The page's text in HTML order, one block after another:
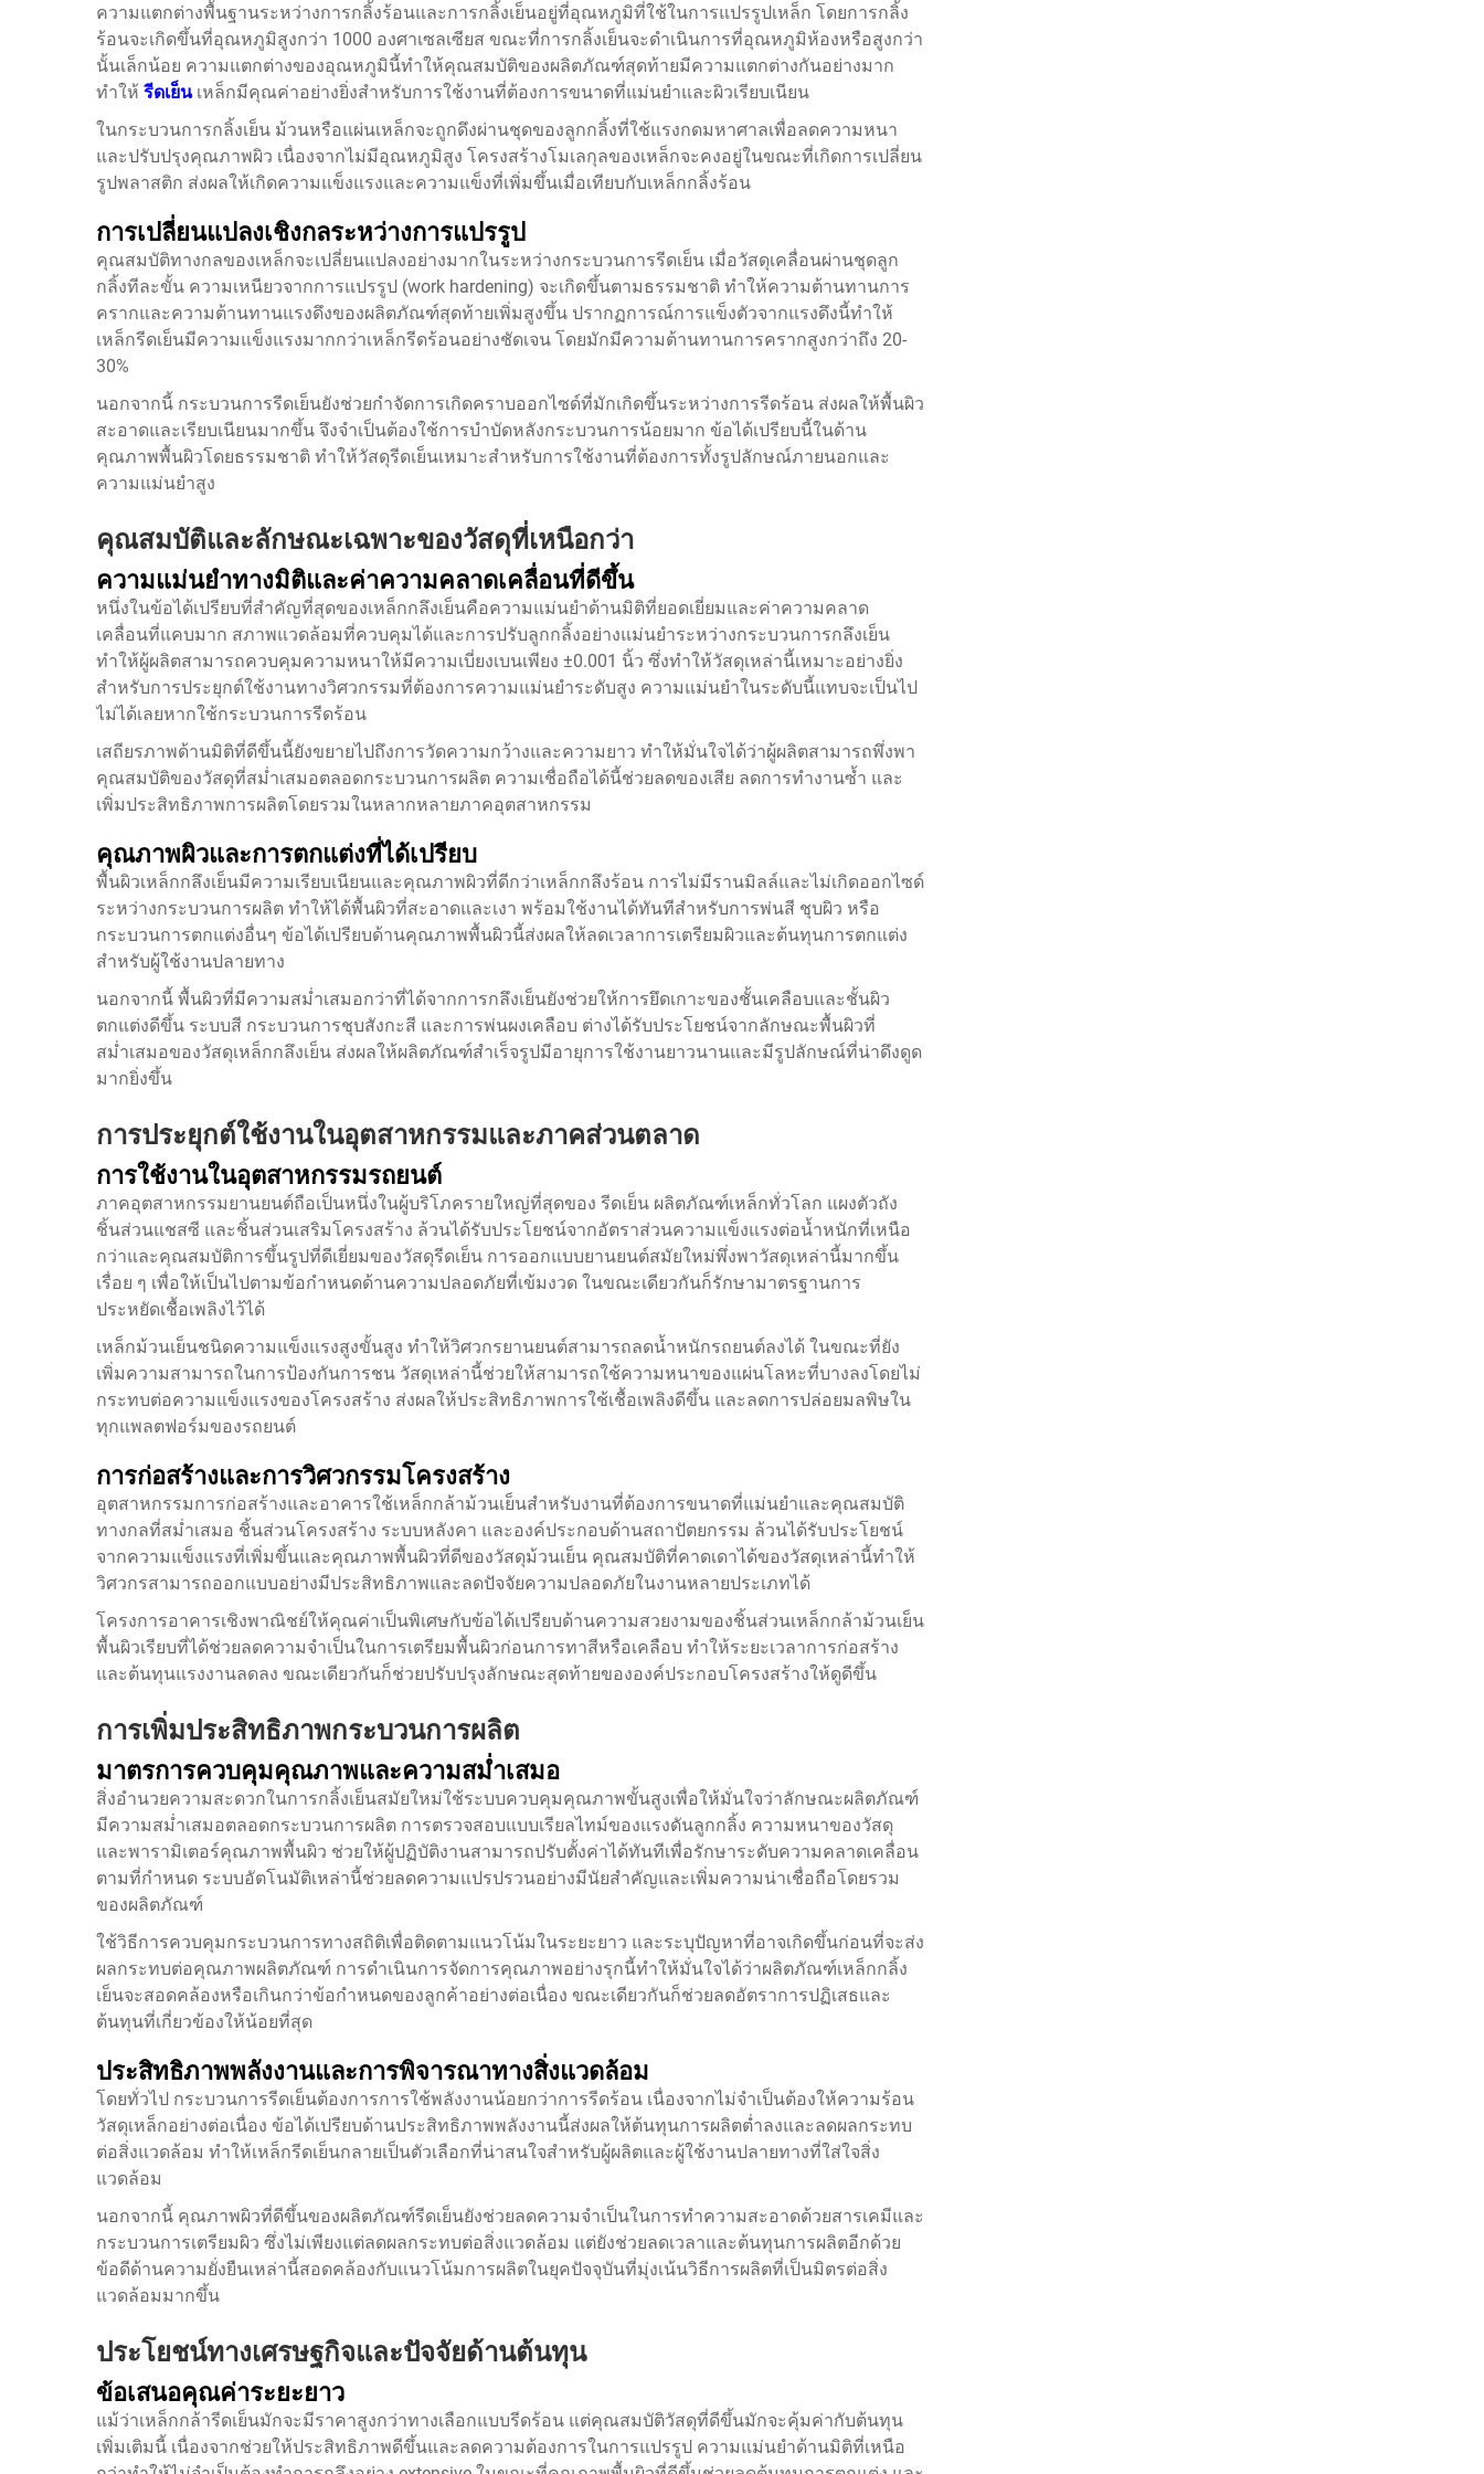
ความแตกต่างพื้นฐานระหว่างการกลิ้งร้อนและการกลิ้งเย็นอยู่ที่อุณหภูมิที่ใช้ในการแปรรูปเหล็ก โดยการกลิ้ง
ร้อนจะเกิดขึ้นที่อุณหภูมิสูงกว่า 1000 องศาเซลเซียส ขณะที่การกลิ้งเย็นจะดำเนินการที่อุณหภูมิห้องหรือสูงกว่า
นั้นเล็กน้อย ความแตกต่างของอุณหภูมินี้ทำให้คุณสมบัติของผลิตภัณฑ์สุดท้ายมีความแตกต่างกันอย่างมาก
ทำให้ รีดเย็น เหล็กมีคุณค่าอย่างยิ่งสำหรับการใช้งานที่ต้องการขนาดที่แม่นยำและผิวเรียบเนียน
ในกระบวนการกลิ้งเย็น ม้วนหรือแผ่นเหล็กจะถูกดึงผ่านชุดของลูกกลิ้งที่ใช้แรงกดมหาศาลเพื่อลดความหนา
และปรับปรุงคุณภาพผิว เนื่องจากไม่มีอุณหภูมิสูง โครงสร้างโมเลกุลของเหล็กจะคงอยู่ในขณะที่เกิดการเปลี่ยน
รูปพลาสติก ส่งผลให้เกิดความแข็งแรงและความแข็งที่เพิ่มขึ้นเมื่อเทียบกับเหล็กกลิ้งร้อน
การเปลี่ยนแปลงเชิงกลระหว่างการแปรรูป
คุณสมบัติทางกลของเหล็กจะเปลี่ยนแปลงอย่างมากในระหว่างกระบวนการรีดเย็น เมื่อวัสดุเคลื่อนผ่านชุดลูก
กลิ้งทีละขั้น ความเหนียวจากการแปรรูป (work hardening) จะเกิดขึ้นตามธรรมชาติ ทำให้ความต้านทานการ
ครากและความต้านทานแรงดึงของผลิตภัณฑ์สุดท้ายเพิ่มสูงขึ้น ปรากฏการณ์การแข็งตัวจากแรงดึงนี้ทำให้
เหล็กรีดเย็นมีความแข็งแรงมากกว่าเหล็กรีดร้อนอย่างชัดเจน โดยมักมีความต้านทานการครากสูงกว่าถึง 20-
30%
นอกจากนี้ กระบวนการรีดเย็นยังช่วยกำจัดการเกิดคราบออกไซด์ที่มักเกิดขึ้นระหว่างการรีดร้อน ส่งผลให้พื้นผิว
สะอาดและเรียบเนียนมากขึ้น จึงจำเป็นต้องใช้การบำบัดหลังกระบวนการน้อยมาก ข้อได้เปรียบนี้ในด้าน
คุณภาพพื้นผิวโดยธรรมชาติ ทำให้วัสดุรีดเย็นเหมาะสำหรับการใช้งานที่ต้องการทั้งรูปลักษณ์ภายนอกและ
ความแม่นยำสูง
คุณสมบัติและลักษณะเฉพาะของวัสดุที่เหนือกว่า
ความแม่นยำทางมิติและค่าความคลาดเคลื่อนที่ดีขึ้น
หนึ่งในข้อได้เปรียบที่สำคัญที่สุดของเหล็กกลึงเย็นคือความแม่นยำด้านมิติที่ยอดเยี่ยมและค่าความคลาด
เคลื่อนที่แคบมาก สภาพแวดล้อมที่ควบคุมได้และการปรับลูกกลิ้งอย่างแม่นยำระหว่างกระบวนการกลึงเย็น
ทำให้ผู้ผลิตสามารถควบคุมความหนาให้มีความเบี่ยงเบนเพียง ±0.001 นิ้ว ซึ่งทำให้วัสดุเหล่านี้เหมาะอย่างยิ่ง
สำหรับการประยุกต์ใช้งานทางวิศวกรรมที่ต้องการความแม่นยำระดับสูง ความแม่นยำในระดับนี้แทบจะเป็นไป
ไม่ได้เลยหากใช้กระบวนการรีดร้อน
เสถียรภาพด้านมิติที่ดีขึ้นนี้ยังขยายไปถึงการวัดความกว้างและความยาว ทำให้มั่นใจได้ว่าผู้ผลิตสามารถพึ่งพา
คุณสมบัติของวัสดุที่สม่ำเสมอตลอดกระบวนการผลิต ความเชื่อถือได้นี้ช่วยลดของเสีย ลดการทำงานซ้ำ และ
เพิ่มประสิทธิภาพการผลิตโดยรวมในหลากหลายภาคอุตสาหกรรม
คุณภาพผิวและการตกแต่งที่ได้เปรียบ
พื้นผิวเหล็กกลึงเย็นมีความเรียบเนียนและคุณภาพผิวที่ดีกว่าเหล็กกลึงร้อน การไม่มีรานมิลล์และไม่เกิดออกไซด์
ระหว่างกระบวนการผลิต ทำให้ได้พื้นผิวที่สะอาดและเงา พร้อมใช้งานได้ทันทีสำหรับการพ่นสี ชุบผิว หรือ
กระบวนการตกแต่งอื่นๆ ข้อได้เปรียบด้านคุณภาพพื้นผิวนี้ส่งผลให้ลดเวลาการเตรียมผิวและต้นทุนการตกแต่ง
สำหรับผู้ใช้งานปลายทาง
นอกจากนี้ พื้นผิวที่มีความสม่ำเสมอกว่าที่ได้จากการกลึงเย็นยังช่วยให้การยึดเกาะของชั้นเคลือบและชั้นผิว
ตกแต่งดีขึ้น ระบบสี กระบวนการชุบสังกะสี และการพ่นผงเคลือบ ต่างได้รับประโยชน์จากลักษณะพื้นผิวที่
สม่ำเสมอของวัสดุเหล็กกลึงเย็น ส่งผลให้ผลิตภัณฑ์สำเร็จรูปมีอายุการใช้งานยาวนานและมีรูปลักษณ์ที่น่าดึงดูด
มากยิ่งขึ้น
การประยุกต์ใช้งานในอุตสาหกรรมและภาคส่วนตลาด
การใช้งานในอุตสาหกรรมรถยนต์
ภาคอุตสาหกรรมยานยนต์ถือเป็นหนึ่งในผู้บริโภครายใหญ่ที่สุดของ รีดเย็น ผลิตภัณฑ์เหล็กทั่วโลก แผงตัวถัง
ชิ้นส่วนแชสซี และชิ้นส่วนเสริมโครงสร้าง ล้วนได้รับประโยชน์จากอัตราส่วนความแข็งแรงต่อน้ำหนักที่เหนือ
กว่าและคุณสมบัติการขึ้นรูปที่ดีเยี่ยมของวัสดุรีดเย็น การออกแบบยานยนต์สมัยใหม่พึ่งพาวัสดุเหล่านี้มากขึ้น
เรื่อย ๆ เพื่อให้เป็นไปตามข้อกำหนดด้านความปลอดภัยที่เข้มงวด ในขณะเดียวกันก็รักษามาตรฐานการ
ประหยัดเชื้อเพลิงไว้ได้
เหล็กม้วนเย็นชนิดความแข็งแรงสูงขั้นสูง ทำให้วิศวกรยานยนต์สามารถลดน้ำหนักรถยนต์ลงได้ ในขณะที่ยัง
เพิ่มความสามารถในการป้องกันการชน วัสดุเหล่านี้ช่วยให้สามารถใช้ความหนาของแผ่นโลหะที่บางลงโดยไม่
กระทบต่อความแข็งแรงของโครงสร้าง ส่งผลให้ประสิทธิภาพการใช้เชื้อเพลิงดีขึ้น และลดการปล่อยมลพิษใน
ทุกแพลตฟอร์มของรถยนต์
การก่อสร้างและการวิศวกรรมโครงสร้าง
อุตสาหกรรมการก่อสร้างและอาคารใช้เหล็กกล้าม้วนเย็นสำหรับงานที่ต้องการขนาดที่แม่นยำและคุณสมบัติ
ทางกลที่สม่ำเสมอ ชิ้นส่วนโครงสร้าง ระบบหลังคา และองค์ประกอบด้านสถาปัตยกรรม ล้วนได้รับประโยชน์
จากความแข็งแรงที่เพิ่มขึ้นและคุณภาพพื้นผิวที่ดีของวัสดุม้วนเย็น คุณสมบัติที่คาดเดาได้ของวัสดุเหล่านี้ทำให้
วิศวกรสามารถออกแบบอย่างมีประสิทธิภาพและลดปัจจัยความปลอดภัยในงานหลายประเภทได้
โครงการอาคารเชิงพาณิชย์ให้คุณค่าเป็นพิเศษกับข้อได้เปรียบด้านความสวยงามของชิ้นส่วนเหล็กกล้าม้วนเย็น
พื้นผิวเรียบที่ได้ช่วยลดความจำเป็นในการเตรียมพื้นผิวก่อนการทาสีหรือเคลือบ ทำให้ระยะเวลาการก่อสร้าง
และต้นทุนแรงงานลดลง ขณะเดียวกันก็ช่วยปรับปรุงลักษณะสุดท้ายขององค์ประกอบโครงสร้างให้ดูดีขึ้น
การเพิ่มประสิทธิภาพกระบวนการผลิต
มาตรการควบคุมคุณภาพและความสม่ำเสมอ
สิ่งอำนวยความสะดวกในการกลิ้งเย็นสมัยใหม่ใช้ระบบควบคุมคุณภาพขั้นสูงเพื่อให้มั่นใจว่าลักษณะผลิตภัณฑ์
มีความสม่ำเสมอตลอดกระบวนการผลิต การตรวจสอบแบบเรียลไทม์ของแรงดันลูกกลิ้ง ความหนาของวัสดุ
และพารามิเตอร์คุณภาพพื้นผิว ช่วยให้ผู้ปฏิบัติงานสามารถปรับตั้งค่าได้ทันทีเพื่อรักษาระดับความคลาดเคลื่อน
ตามที่กำหนด ระบบอัตโนมัติเหล่านี้ช่วยลดความแปรปรวนอย่างมีนัยสำคัญและเพิ่มความน่าเชื่อถือโดยรวม
ของผลิตภัณฑ์
ใช้วิธีการควบคุมกระบวนการทางสถิติเพื่อติดตามแนวโน้มในระยะยาว และระบุปัญหาที่อาจเกิดขึ้นก่อนที่จะส่ง
ผลกระทบต่อคุณภาพผลิตภัณฑ์ การดำเนินการจัดการคุณภาพอย่างรุกนี้ทำให้มั่นใจได้ว่าผลิตภัณฑ์เหล็กกลิ้ง
เย็นจะสอดคล้องหรือเกินกว่าข้อกำหนดของลูกค้าอย่างต่อเนื่อง ขณะเดียวกันก็ช่วยลดอัตราการปฏิเสธและ
ต้นทุนที่เกี่ยวข้องให้น้อยที่สุด
ประสิทธิภาพพลังงานและการพิจารณาทางสิ่งแวดล้อม
โดยทั่วไป กระบวนการรีดเย็นต้องการการใช้พลังงานน้อยกว่าการรีดร้อน เนื่องจากไม่จำเป็นต้องให้ความร้อน
วัสดุเหล็กอย่างต่อเนื่อง ข้อได้เปรียบด้านประสิทธิภาพพลังงานนี้ส่งผลให้ต้นทุนการผลิตต่ำลงและลดผลกระทบ
ต่อสิ่งแวดล้อม ทำให้เหล็กรีดเย็นกลายเป็นตัวเลือกที่น่าสนใจสำหรับผู้ผลิตและผู้ใช้งานปลายทางที่ใส่ใจสิ่ง
แวดล้อม
นอกจากนี้ คุณภาพผิวที่ดีขึ้นของผลิตภัณฑ์รีดเย็นยังช่วยลดความจำเป็นในการทำความสะอาดด้วยสารเคมีและ
กระบวนการเตรียมผิว ซึ่งไม่เพียงแต่ลดผลกระทบต่อสิ่งแวดล้อม แต่ยังช่วยลดเวลาและต้นทุนการผลิตอีกด้วย
ข้อดีด้านความยั่งยืนเหล่านี้สอดคล้องกับแนวโน้มการผลิตในยุคปัจจุบันที่มุ่งเน้นวิธีการผลิตที่เป็นมิตรต่อสิ่ง
แวดล้อมมากขึ้น
ประโยชน์ทางเศรษฐกิจและปัจจัยด้านต้นทุน
ข้อเสนอคุณค่าระยะยาว
แม้ว่าเหล็กกล้ารีดเย็นมักจะมีราคาสูงกว่าทางเลือกแบบรีดร้อน แต่คุณสมบัติวัสดุที่ดีขึ้นมักจะคุ้มค่ากับต้นทุน
เพิ่มเติมนี้ เนื่องจากช่วยให้ประสิทธิภาพดีขึ้นและลดความต้องการในการแปรรูป ความแม่นยำด้านมิติที่เหนือ